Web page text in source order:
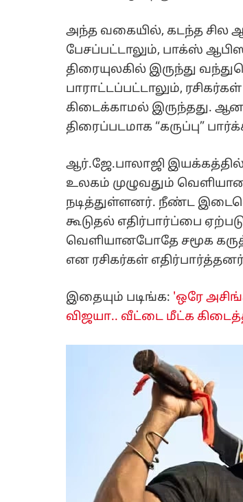
அந்த வகையில், கடந்த சில
பேசப்பட்டாலும், பாக்ஸ்
திரையுலகில் இருந்து
பாராட்டப்பட்டாலும்,
கிடைக்காமல் இருந்தது.
திரைப்படமாக “கருப்பு”
ஆர்.ஜே.பாலாஜி இயக்கத்தில்
உலகம் முழுவதும்
நடித்துள்ளனர். நீண்ட
கூடுதல் எதிர்பார்ப்பை
வெளியானபோதே சமூக
என ரசிகர்கள்
இதையும் படிங்க: 'ஒரே
விஜயா.. வீட்டை மீட்க